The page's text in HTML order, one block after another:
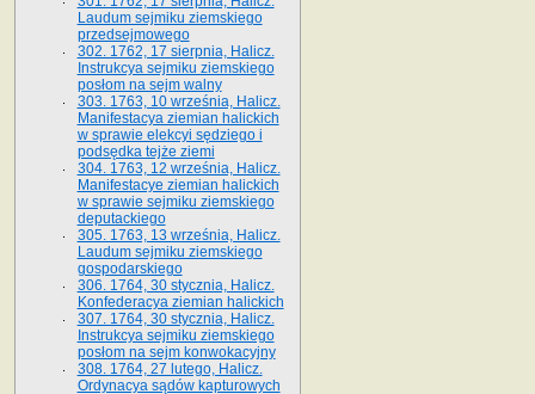
Laudum sejmiku ziemskiego
przedsejmowego
302. 1762, 17 sierpnia, Halicz.
Instrukcya sejmiku ziemskiego
posłom na sejm walny
303. 1763, 10 września, Halicz.
Manifestacya ziemian halickich
w sprawie elekcyi sędziego i
podsędka tejże ziemi
304. 1763, 12 września, Halicz.
Manifestacye ziemian halickich
w sprawie sejmiku ziemskiego
deputackiego
305. 1763, 13 września, Halicz.
Laudum sejmiku ziemskiego
gospodarskiego
306. 1764, 30 stycznia, Halicz.
Konfederacya ziemian halickich
307. 1764, 30 stycznia, Halicz.
Instrukcya sejmiku ziemskiego
posłom na sejm konwokacyjny
308. 1764, 27 lutego, Halicz.
Ordynacya sądów kapturowych